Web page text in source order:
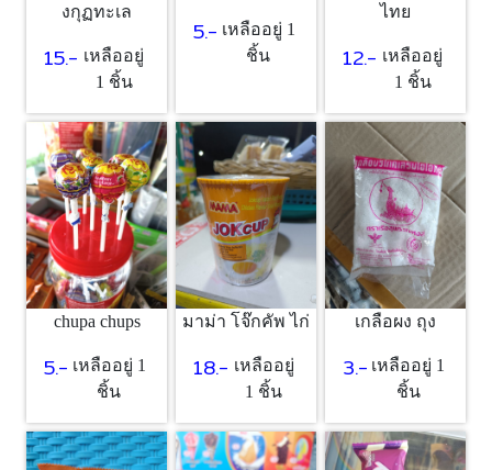
งกุฏทะเล
15.- เหลืออยู่
1 ชิ้น
5.- เหลืออยู่ 1
ชิ้น
ไทย
12.- เหลืออยู่
1 ชิ้น
chupa chups
5.- เหลืออยู่ 1
ชิ้น
มาม่า โจ๊กคัพ ไก่
18.- เหลืออยู่
1 ชิ้น
เกลือผง ถุง
3.- เหลืออยู่ 1
ชิ้น